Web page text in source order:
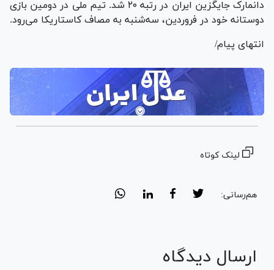
دانمارک جایگزین ایران در رتبه ۲۰ شد. تیم ملی در دومین بازی
دوستانه خود در فروردین، سه‌شنبه به مصاف کاستاریکا می‌رود.
انتهای پیام/
لینک کوتاه
هم‌رسانی:
ارسال دیدگاه